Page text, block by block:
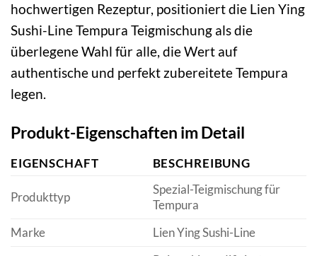
hochwertigen Rezeptur, positioniert die Lien Ying
Sushi-Line Tempura Teigmischung als die
überlegene Wahl für alle, die Wert auf
authentische und perfekt zubereitete Tempura
legen.
Produkt-Eigenschaften im Detail
EIGENSCHAFT BESCHREIBUNG
Produkttyp
Spezial-Teigmischung für
Tempura
Marke
Lien Ying Sushi-Line